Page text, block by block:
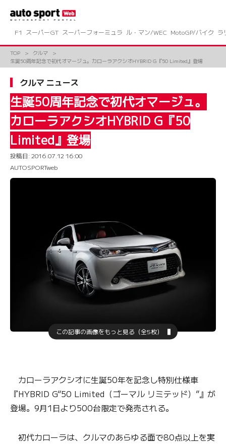
ツ
キ
F1 スーパーGT スーパーフォーミュラ ル・マン/WEC MotoGP/バイク ラ
TOP
クルマ
生誕50周年記念で初代オマージュ。カローラアクシオHYBRID G『50 Limited』登場
クルマ ニュース
生誕50周年記念で初代オマージュ。
カローラアクシオHYBRID G『50
Limited』登場
投稿日: 2016.07.12 16:00
AUTOSPORTweb
この記事の画像をもっと見る（全5枚）
カローラアクシオに生誕50年を記念し特別仕様車
『HYBRID G“50 Limited（ゴーマル リミテッド）”』が
登場。9月1日より500台限定で発売される。
初代カローラは、クルマのあらゆる面で80点以上を実